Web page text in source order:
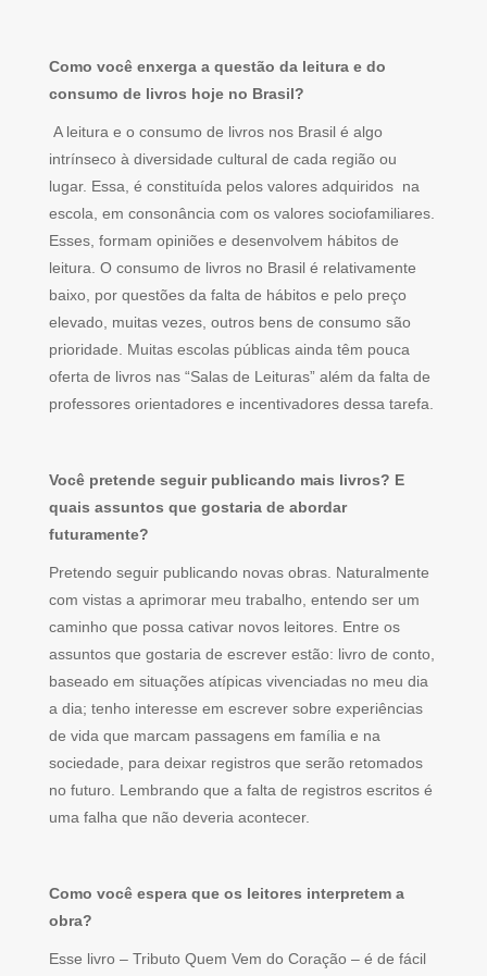
Como você enxerga a questão da leitura e do
consumo de livros hoje no Brasil?
A leitura e o consumo de livros nos Brasil é algo
intrínseco à diversidade cultural de cada região ou
lugar. Essa, é constituída pelos valores adquiridos na
escola, em consonância com os valores sociofamiliares.
Esses, formam opiniões e desenvolvem hábitos de
leitura. O consumo de livros no Brasil é relativamente
baixo, por questões da falta de hábitos e pelo preço
elevado, muitas vezes, outros bens de consumo são
prioridade. Muitas escolas públicas ainda têm pouca
oferta de livros nas “Salas de Leituras” além da falta de
professores orientadores e incentivadores dessa tarefa.
Você pretende seguir publicando mais livros? E
quais assuntos que gostaria de abordar
futuramente?
Pretendo seguir publicando novas obras. Naturalmente
com vistas a aprimorar meu trabalho, entendo ser um
caminho que possa cativar novos leitores. Entre os
assuntos que gostaria de escrever estão: livro de conto,
baseado em situações atípicas vivenciadas no meu dia
a dia; tenho interesse em escrever sobre experiências
de vida que marcam passagens em família e na
sociedade, para deixar registros que serão retomados
no futuro. Lembrando que a falta de registros escritos é
uma falha que não deveria acontecer.
Como você espera que os leitores interpretem a
obra?
Esse livro – Tributo Quem Vem do Coração – é de fácil